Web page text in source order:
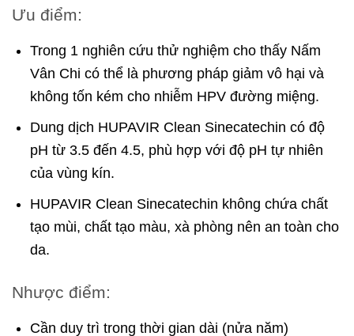
Ưu điểm:
Trong 1 nghiên cứu thử nghiệm cho thấy Nấm
Vân Chi có thể là phương pháp giảm vô hại và
không tốn kém cho nhiễm HPV đường miệng.
Dung dịch HUPAVIR Clean Sinecatechin có độ
pH từ 3.5 đến 4.5, phù hợp với độ pH tự nhiên
của vùng kín.
HUPAVIR Clean Sinecatechin không chứa chất
tạo mùi, chất tạo màu, xà phòng nên an toàn cho
da.
Nhược điểm:
Cần duy trì trong thời gian dài (nửa năm)